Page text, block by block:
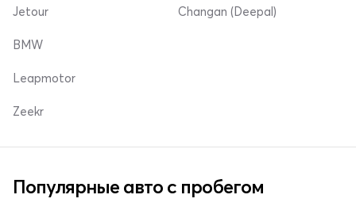
Jetour Changan (Deepal)
BMW
Leapmotor
Zeekr
Популярные авто с пробегом